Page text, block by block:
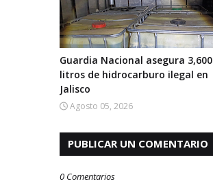
Guardia Nacional asegura 3,600
litros de hidrocarburo ilegal en
Jalisco
Agosto 05, 2026
PUBLICAR UN COMENTARIO
0 Comentarios